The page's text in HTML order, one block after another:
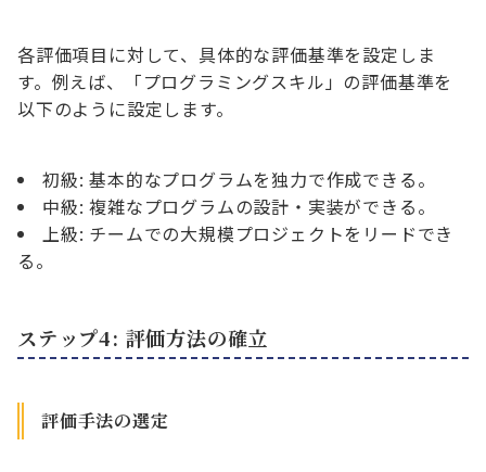
各評価項目に対して、具体的な評価基準を設定しま
す。例えば、「プログラミングスキル」の評価基準を
以下のように設定します。
初級: 基本的なプログラムを独力で作成できる。
中級: 複雑なプログラムの設計・実装ができる。
上級: チームでの大規模プロジェクトをリードでき
る。
ステップ4: 評価方法の確立
評価手法の選定